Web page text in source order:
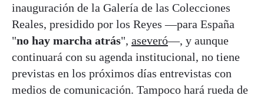
inauguración de la Galería de las Colecciones
Reales, presidido por los Reyes —para España
"no hay marcha atrás", aseveró—, y aunque
continuará con su agenda institucional, no tiene
previstas en los próximos días entrevistas con
medios de comunicación. Tampoco hará rueda de